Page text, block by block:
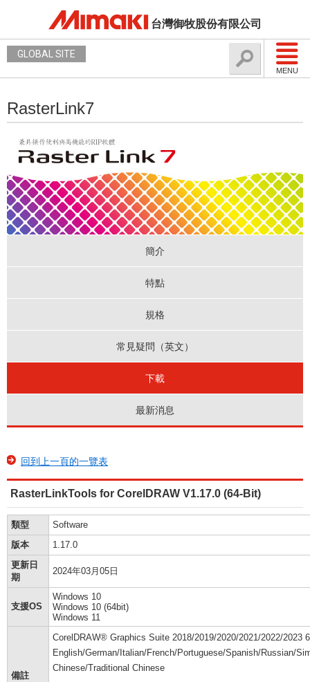
台灣御牧股份有限公司
MENU
GLOBAL SITE
RasterLink7
簡介
特點
規格
常見疑問（英文）
下載
最新消息
回到上一頁的一覽表
RasterLinkTools for CorelDRAW V1.17.0 (64-Bit)
類型
Software
版本
1.17.0
更新日
期
2024年03月05日
支援OS
Windows 10
Windows 10 (64bit)
Windows 11
備註
CorelDRAW® Graphics Suite 2018/2019/2020/2021/2022/2023
English/German/Italian/French/Portuguese/Spanish/Russian/
Chinese/Traditional Chinese